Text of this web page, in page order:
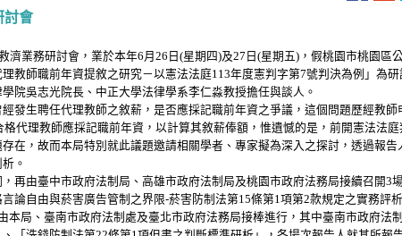
討會
業務研討會，業於本年6月26日(星期四)及27日(星期五)，假桃園市桃園區
教師職前年資提敘之研究－以憲法法庭113年度憲判字第7號判決為例」為
院吳志光院長、中正大學法律學系李仁淼教授擔任與談人。
發生聘任代理教師之敘薪，是否應採記職前年資之爭議，這個問題歷經教師
代理教師應採記職前年資，以計算其敘薪俸額，惟遺憾的是，前開憲法法
在，故而本局特別就此議題邀請相關學者、專家擬為深入之探討，透過報
。
由臺中市政府法制局、高雄市政府法制局及桃園市政府法務局接續召開3
論自由與菸害廣告管制之界限-菸害防制法第15條第1項第2款規定之實務評
本局、臺南市政府法制處及臺北市政府法務局接棒進行，其中臺南市政府法